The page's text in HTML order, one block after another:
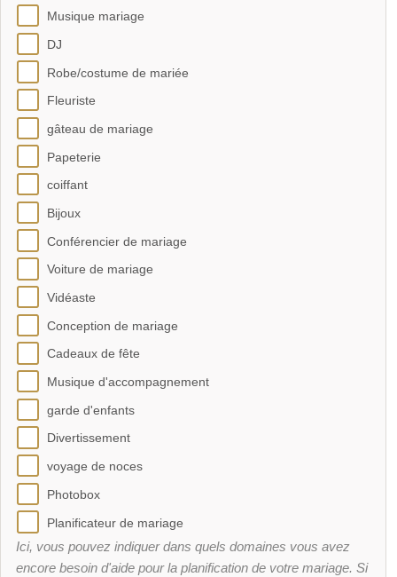
Musique mariage
DJ
Robe/costume de mariée
Fleuriste
gâteau de mariage
Papeterie
coiffant
Bijoux
Conférencier de mariage
Voiture de mariage
Vidéaste
Conception de mariage
Cadeaux de fête
Musique d'accompagnement
garde d'enfants
Divertissement
voyage de noces
Photobox
Planificateur de mariage
Ici, vous pouvez indiquer dans quels domaines vous avez
encore besoin d'aide pour la planification de votre mariage. Si